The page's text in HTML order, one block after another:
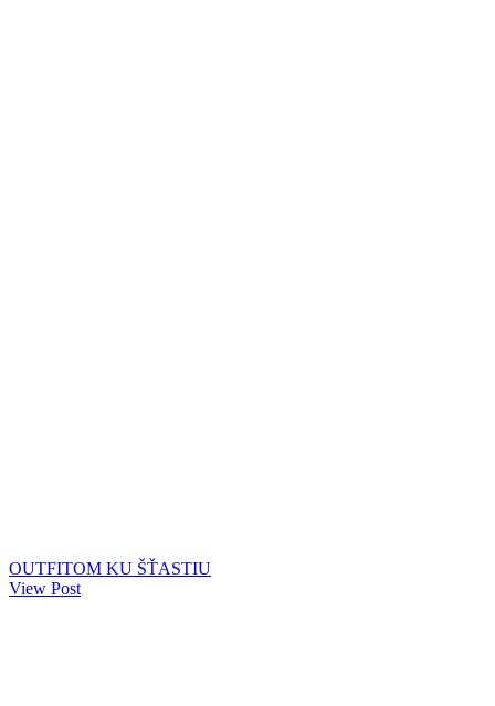
OUTFITOM KU ŠŤASTIU
View Post